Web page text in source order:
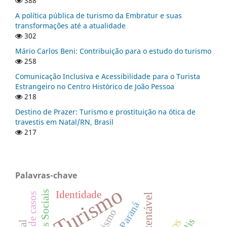
A política pública de turismo da Embratur e suas
transformações até a atualidade
302
Mário Carlos Beni: Contribuição para o estudo do turismo
258
Comunicação Inclusiva e Acessibilidade para o Turista
Estrangeiro no Centro Histórico de João Pessoa
218
Destino de Prazer: Turismo e prostituição na ótica de
travestis em Natal/RN, Brasil
217
Palavras-chave
TurismoParaná
Identidade